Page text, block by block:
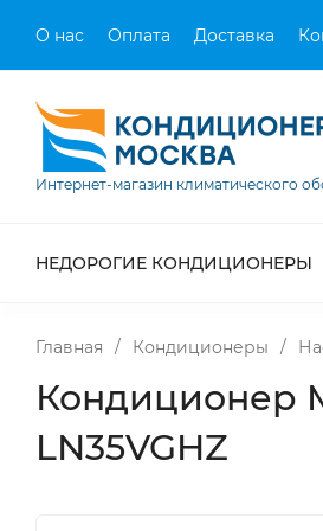
О нас Оплата Доставка
Интернет-магазин климатического
НЕДОРОГИЕ КОНДИЦИОНЕРЫ
Главная / Кондиционеры /
Кондиционер
LN35VGHZ